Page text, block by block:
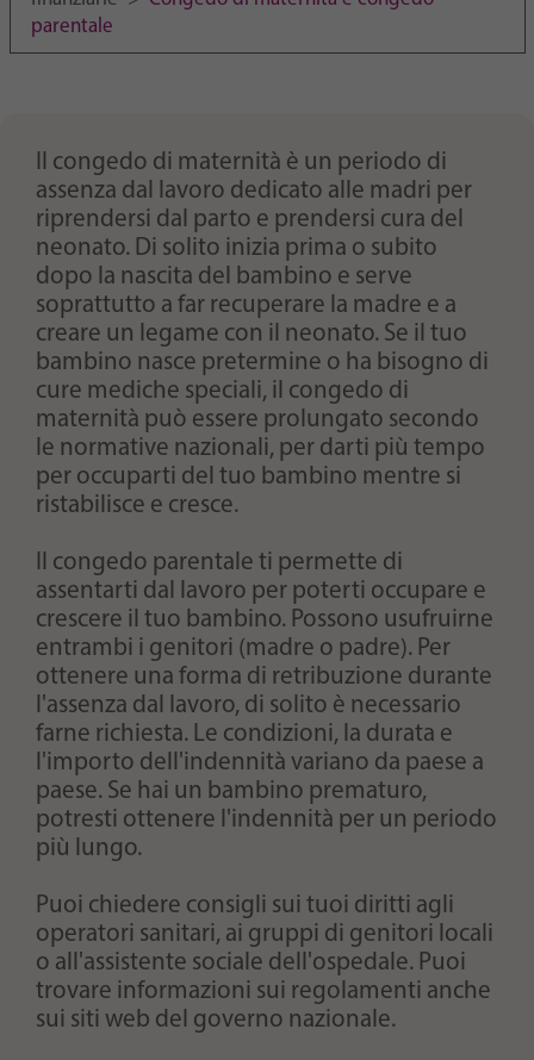
parentale
Il congedo di maternità è un periodo di
assenza dal lavoro dedicato alle madri per
riprendersi dal parto e prendersi cura del
neonato. Di solito inizia prima o subito
dopo la nascita del bambino e serve
soprattutto a far recuperare la madre e a
creare un legame con il neonato. Se il tuo
bambino nasce pretermine o ha bisogno di
cure mediche speciali, il congedo di
maternità può essere prolungato secondo
le normative nazionali, per darti più tempo
per occuparti del tuo bambino mentre si
ristabilisce e cresce.
Il congedo parentale ti permette di
assentarti dal lavoro per poterti occupare e
crescere il tuo bambino. Possono usufruirne
entrambi i genitori (madre o padre). Per
ottenere una forma di retribuzione durante
l'assenza dal lavoro, di solito è necessario
farne richiesta. Le condizioni, la durata e
l'importo dell'indennità variano da paese a
paese. Se hai un bambino prematuro,
potresti ottenere l'indennità per un periodo
più lungo.
Puoi chiedere consigli sui tuoi diritti agli
operatori sanitari, ai gruppi di genitori locali
o all'assistente sociale dell'ospedale. Puoi
trovare informazioni sui regolamenti anche
sui siti web del governo nazionale.
Purpose
generierte ID, für die historische Speicherung
Webseiten-Betreiber dies eingestellt hat.